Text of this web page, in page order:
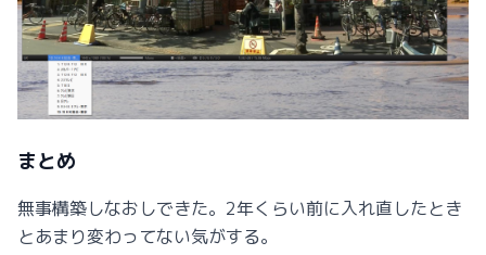
まとめ
無事構築しなおしできた。2年くらい前に入れ直したとき
とあまり変わってない気がする。